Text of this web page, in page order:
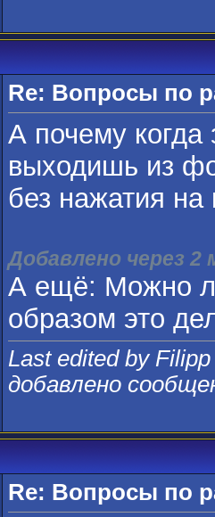
Re: Вопросы по
А почему
выходишь из
без нажатия на
Добавлено через
А ещё: Можно
образом это
Last edited by
добавлено
Re: Вопросы по